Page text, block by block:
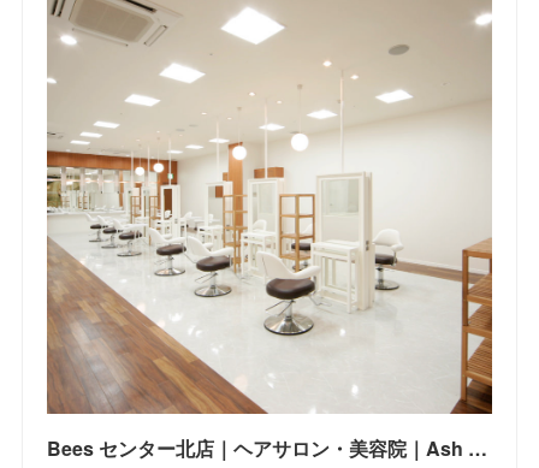
Bees センター北店｜ヘアサロン・美容院｜Ash オフィシャルサイト